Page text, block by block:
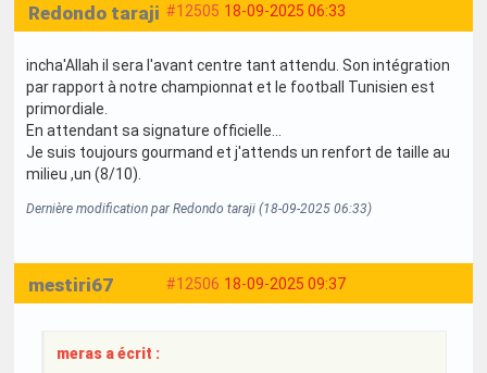
#12505 18-09-2025 06:33
Redondo taraji
incha'Allah il sera l'avant centre tant attendu. Son intégration
par rapport à notre championnat et le football Tunisien est
primordiale.
En attendant sa signature officielle...
Je suis toujours gourmand et j'attends un renfort de taille au
milieu ,un (8/10).
Dernière modification par Redondo taraji (18-09-2025 06:33)
#12506 18-09-2025 09:37
mestiri67
meras a écrit :